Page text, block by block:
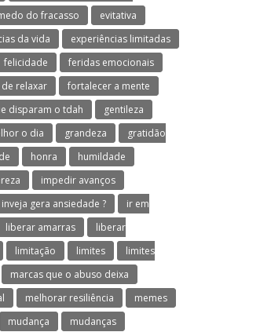
do fracasso
evitativa
da vida
experiências limitadas
felicidade
feridas emocionais
relaxar
fortalecer a mente
disparam o tdah
gentileza
o dia grandeza
gratidão
honra
humildade
impedir avanços
inveja gera ansiedade ?
ir em
liberar amarras
liberar
limitação limites
limites
marcas que o abuso deixa
melhorar resiliência
memes
mudança
mudanças